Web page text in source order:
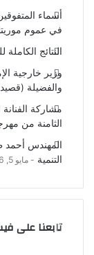
في عموم موريتانيا
النتائج الكاملة للباكلوريا 2026
وزير خارجية
والفضيلة (قصيدة)
مشاركة الفنانة
الثامنة من مهرجان
المهندس أحمد
التنمية
مايو 5, 2026
تابعنا على